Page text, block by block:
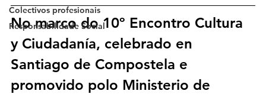
Colectivos profesionais
Responsabilidade Social
No marco do 10º Encontro Cultura
y Ciudadanía, celebrado en
Santiago de Compostela e
promovido polo Ministerio de